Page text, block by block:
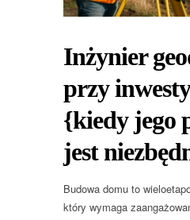
Inżynier
przy
{kiedy jego
jest
Budowa domu to
który wymaga